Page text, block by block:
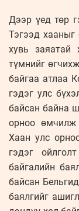
Дээр үед төр
Тэгээд хааныг
хувь
түмнийг
байгаа атлаа
гэдэг улс
байсан байна
орноо өмчилж
Хаан улс
гэдэг
байгалийн
байсан
баялгийг